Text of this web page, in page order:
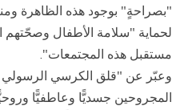
"بصراحةٍ" بوجود هذه الظاهرة
لحماية "سلامة الأطفال وصحّتهم
مستقبل هذه المجتمعات".
وعبّر عن "قلق الكرسي الرسولي
المجروحين جسديًّا وعاطفيًّا